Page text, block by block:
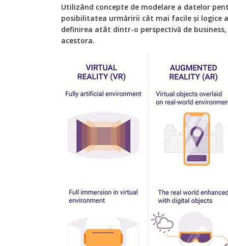
Utilizând concepte de modelare a datelor
posibilitatea urmăririi cât mai facile și logice
definirea atât dintr-o perspectivă de
acestora.